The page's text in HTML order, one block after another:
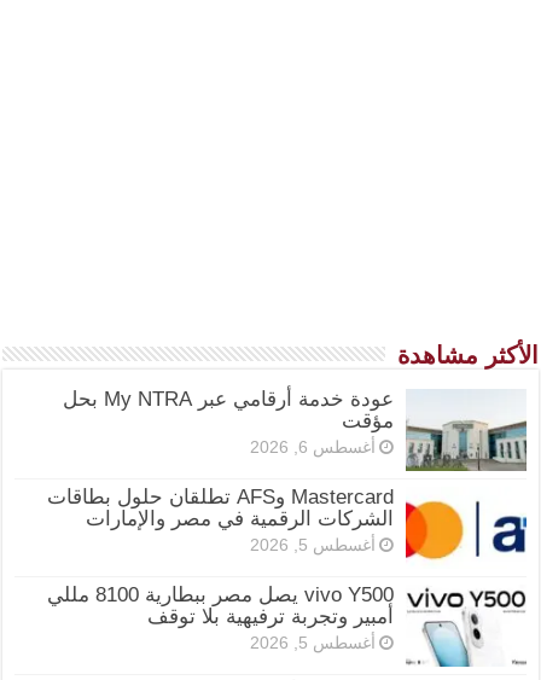
الأكثر مشاهدة
عودة خدمة أرقامي عبر My NTRA بحل
مؤقت
أغسطس 6, 2026
Mastercard وAFS تطلقان حلول بطاقات
الشركات الرقمية في مصر والإمارات
أغسطس 5, 2026
vivo Y500 يصل مصر ببطارية 8100 مللي
أمبير وتجربة ترفيهية بلا توقف
أغسطس 5, 2026